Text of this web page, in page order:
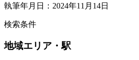
執筆年月日：2024年11月14日
検索条件
地域エリア・駅